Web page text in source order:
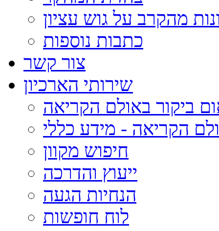
מהקרב על גוש עציון
כתבות נוספות
צור קשר
שירותי הארכיון
ביקור באולם הקריאה
הקריאה - מידע כללי
חיפוש מקוון
ייעוץ והדרכה
הנחיות הגעה
לוח חופשות